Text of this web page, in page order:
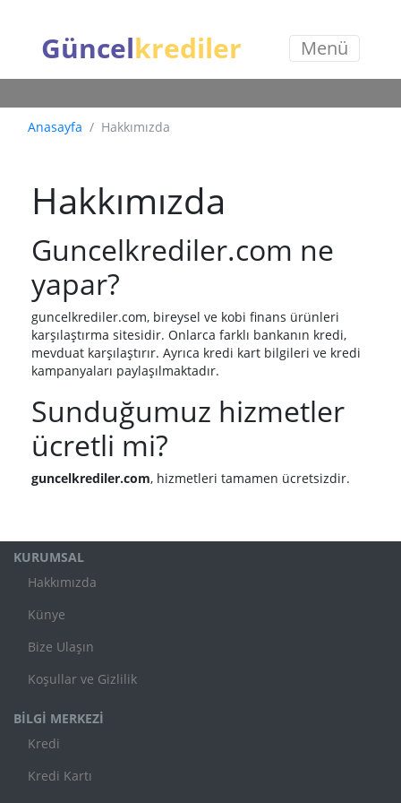
Güncelkrediler Menü
Anasayfa Hakkımızda
Hakkımızda
Guncelkrediler.com ne
yapar?
guncelkrediler.com, bireysel ve kobi finans ürünleri
karşılaştırma sitesidir. Onlarca farklı bankanın kredi,
mevduat karşılaştırır. Ayrıca kredi kart bilgileri ve kredi
kampanyaları paylaşılmaktadır.
Sunduğumuz hizmetler
ücretli mi?
guncelkrediler.com, hizmetleri tamamen ücretsizdir.
KURUMSAL
Hakkımızda
Künye
Bize Ulaşın
Koşullar ve Gizlilik
BİLGİ MERKEZİ
Kredi
Kredi Kartı